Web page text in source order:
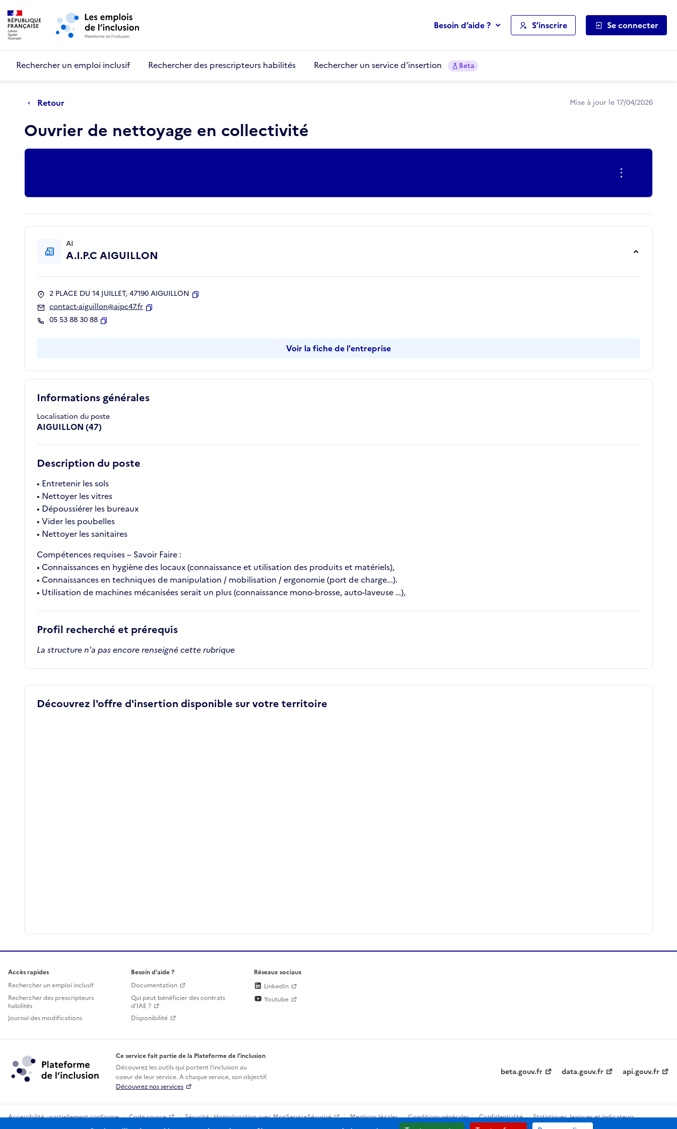
Aller au menu principal
Besoin d’aide ? S’inscrire Se connecter
Rechercher un emploi inclusif Rechercher des prescripteurs habilités Rechercher un service d'insertion Beta
Retour Mise à jour le 17/04/2026
Ouvrier de nettoyage en collectivité
Informations générales
Localisation du poste
AIGUILLON (47)
Description du poste
• Entretenir les sols
• Nettoyer les vitres
• Dépoussiérer les bureaux
• Vider les poubelles
• Nettoyer les sanitaires
Compétences requises – Savoir Faire :
• Connaissances en hygiène des locaux (connaissance et utilisation des produits et matériels),
• Connaissances en techniques de manipulation / mobilisation / ergonomie (port de charge...).
• Utilisation de machines mécanisées serait un plus (connaissance mono-brosse, auto-laveuse …),
Profil recherché et prérequis
La structure n'a pas encore renseigné cette rubrique
AI
A.I.P.C AIGUILLON
2 PLACE DU 14 JUILLET, 47190 AIGUILLON
contact-aiguillon@aipc47.fr
05 53 88 30 88
Voir la fiche de l'entreprise
Découvrez l'offre d'insertion disponible sur votre territoire
Accès rapides
Rechercher un emploi inclusif
Rechercher des prescripteurs
habilités
Journal des modifications
Besoin d'aide ?
Documentation
Qui peut bénéficier des contrats
d'IAE ?
Disponibilité
Réseaux sociaux
LinkedIn
Youtube
Ce service fait partie de la Plateforme de l’inclusion
Découvrez les outils qui portent l'inclusion au
coeur de leur service. A chaque service, son objectif.
Découvrez nos services
beta.gouv.fr data.gouv.fr api.gouv.fr
Accessibilité : partiellement conforme Code source Sécurité : Homologation avec MonServiceSécurisé Mentions légales Conditions générales Confidentialité
Statistiques, lexiques et indicateurs